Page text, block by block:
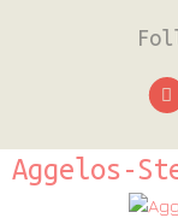
Aggelos-